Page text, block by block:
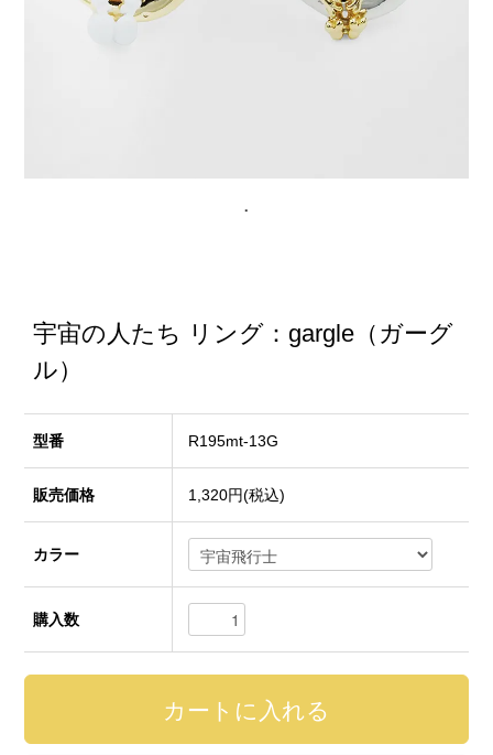
宇宙の人たち リング：gargle（ガーグ
ル）
型番 R195mt-13G
販売価格 1,320円(税込)
カラー
購入数